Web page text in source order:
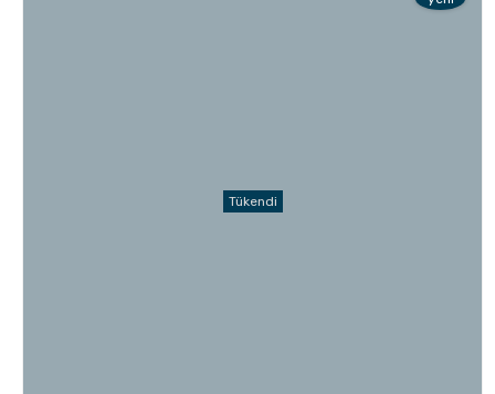
Tükendi